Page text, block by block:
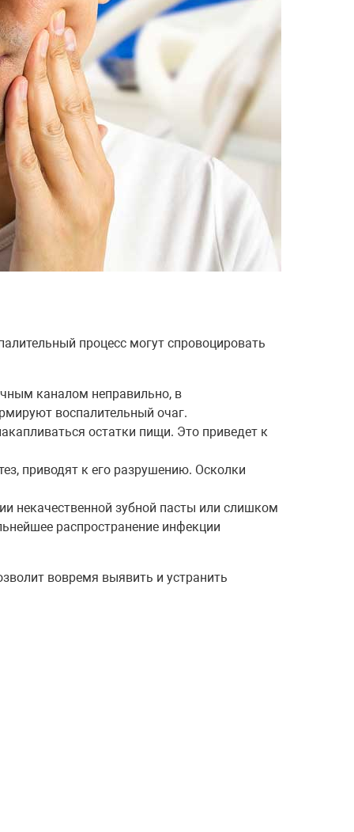
процесс могут спровоцировать
каналом неправильно, в
воспалительный очаг.
остатки пищи. Это приведет к
приводят к его разрушению. Осколки
некачественной зубной пасты или слишком
распространение инфекции
вовремя выявить и устранить